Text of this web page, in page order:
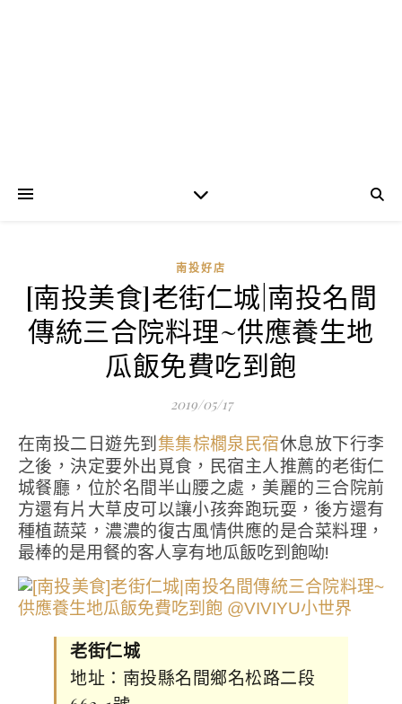
南投好店
[南投美食]老街仁城|南投名間
傳統三合院料理~供應養生地
瓜飯免費吃到飽
2019/05/17
在南投二日遊先到集集棕櫚泉民宿休息放下行李
之後，決定要外出覓食，民宿主人推薦的老街仁
城餐廳，位於名間半山腰之處，美麗的三合院前
方還有片大草皮可以讓小孩奔跑玩耍，後方還有
種植蔬菜，濃濃的復古風情供應的是合菜料理，
最棒的是用餐的客人享有地瓜飯吃到飽呦!
老街仁城
地址：南投縣名間鄉名松路二段